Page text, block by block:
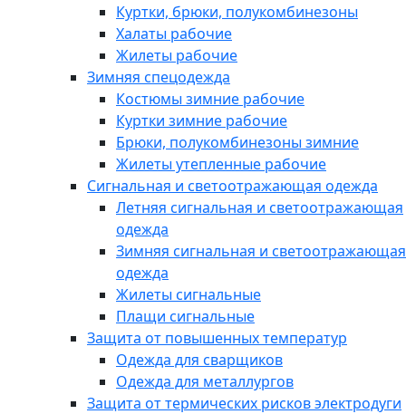
Куртки, брюки, полукомбинезоны
Халаты рабочие
Жилеты рабочие
Зимняя спецодежда
Костюмы зимние рабочие
Куртки зимние рабочие
Брюки, полукомбинезоны зимние
Жилеты утепленные рабочие
Сигнальная и светоотражающая одежда
Летняя сигнальная и светоотражающая
одежда
Зимняя сигнальная и светоотражающая
одежда
Жилеты сигнальные
Плащи сигнальные
Защита от повышенных температур
Одежда для сварщиков
Одежда для металлургов
Защита от термических рисков электродуги